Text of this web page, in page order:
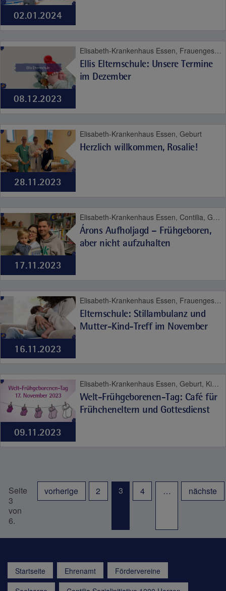
02.01.2024
08.12.2023
Elisabeth-Krankenhaus Essen, Frauengesundheit, Geburt, Kinder- und Jugendmedizin
Ellis Elternschule: Unsere Termine
im Dezember
28.11.2023
Elisabeth-Krankenhaus Essen, Geburt
Herzlich willkommen, Rosalie!
17.11.2023
Elisabeth-Krankenhaus Essen, Contilia, Geburt, Kinder- und Jugendmedizin
Árons Aufholjagd – Frühgeboren,
aber nicht aufzuhalten
16.11.2023
Elisabeth-Krankenhaus Essen, Frauengesundheit, Geburt
Elternschule: Stillambulanz und
Mutter-Kind-Treff im November
09.11.2023
Elisabeth-Krankenhaus Essen, Geburt, Kinder- und Jugendmedizin
Welt-Frühgeborenen-Tag: Café für
Frühcheneltern und Gottesdienst
Seite
3
von
6.
vorherige 2 3 4 … nächste
Startseite Ehrenamt
Fördervereine